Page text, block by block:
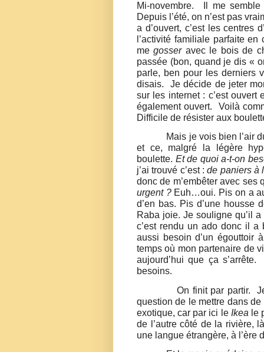
Mi-novembre.
Il me
Depuis l’été, on n’est pas
a d’ouvert, c’est les centres
l’activité familiale parfaite
megosseravec le bois de
passée (bon, quand je dis «
parle, ben pour les derniers
disais.
Je décide de jeter
sur les internet : c’est ouvert
également ouvert.
Voilà
Difficile de résister aux
Mais je vois bien l’air
et ce, malgré la légère
boulette. Et de quoi a-t-on
j’ai trouvé c’est :de paniers à
donc de m’embêter avec
urgent ? Euh…oui. Pis on a
d’en bas. Pis d’une housse
Raba joie. Je souligne qu’il
c’est rendu un ado donc il a
aussi besoin d’un égouttoir
temps où mon partenaire de
aujourd’hui que ça s’arrête.
besoins.
On finit par partir.
question de le mettre dans
exotique, car par ici le Ikea le
de l’autre côté de la rivière,
une langue étrangère, à l’ère